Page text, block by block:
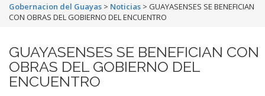
Gobernacion del Guayas > Noticias > GUAYASENSES SE BENEFICIAN
CON OBRAS DEL GOBIERNO DEL ENCUENTRO
GUAYASENSES SE BENEFICIAN CON
OBRAS DEL GOBIERNO DEL
ENCUENTRO